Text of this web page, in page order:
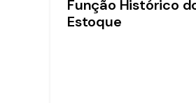
Função Histórico
Estoque